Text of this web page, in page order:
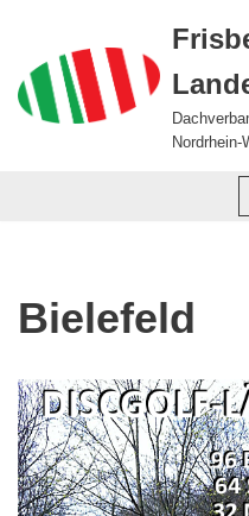
Zum
Inhalt
springen
Nordrhein-
Bielefeld